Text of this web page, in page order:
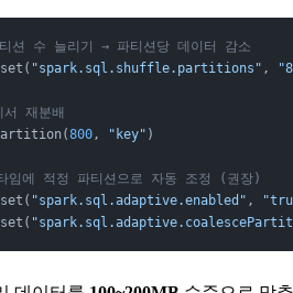
션 수 늘리기 → 파티션당 데이터 감소
"spark.sql.shuffle.partitions" ,
재분배
800, "key" )
임에 적정 파티션으로 자동 조정 (권장)
"spark.sql.adaptive.enabled" ,